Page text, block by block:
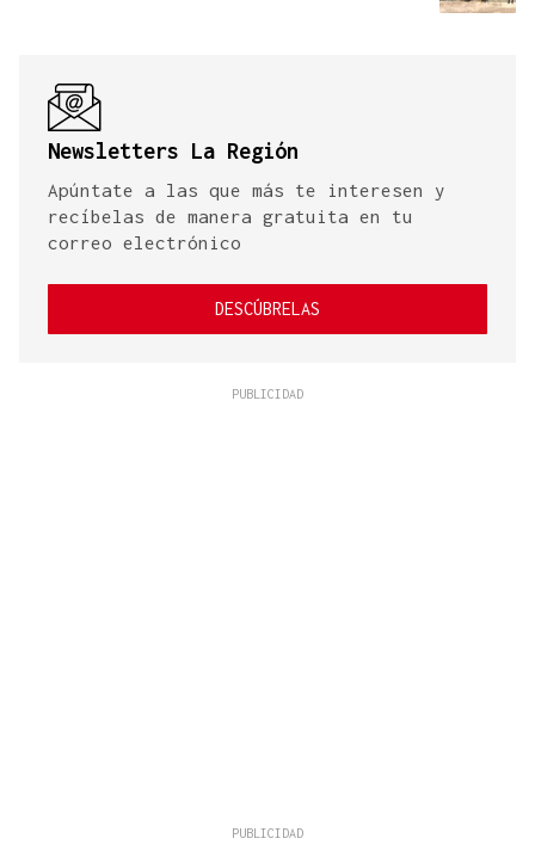
Newsletters La Región
Apúntate a las que más te interesen y
recíbelas de manera gratuita en tu
correo electrónico
DESCÚBRELAS